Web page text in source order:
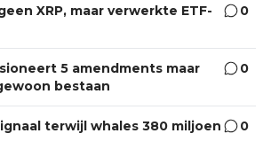
XRP, maar verwerkte ETF-
0
5 amendments maar
bestaan
0
terwijl whales 380 miljoen
0